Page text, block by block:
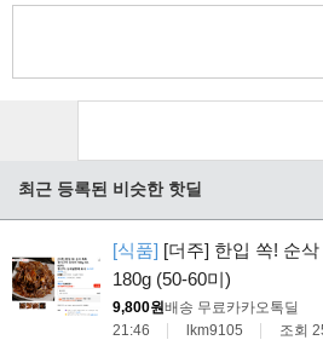
최근 등록된 비슷한 핫딜
[식품] [더주] 한입 쏙! 순
180g (50-60미)
9,800원배송 무료 카카오톡딜
21:46
lkm9105 조회